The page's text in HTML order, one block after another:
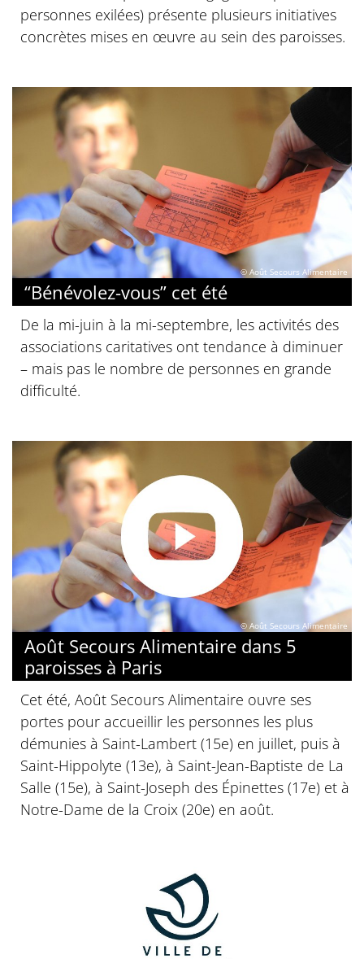
personnes exilées) présente plusieurs initiatives
concrètes mises en œuvre au sein des paroisses.
© Août Secours Alimentaire
“Bénévolez-vous” cet été
De la mi-juin à la mi-septembre, les activités des
associations caritatives ont tendance à diminuer
– mais pas le nombre de personnes en grande
difficulté.
© Août Secours Alimentaire
Août Secours Alimentaire dans 5
paroisses à Paris
Cet été, Août Secours Alimentaire ouvre ses
portes pour accueillir les personnes les plus
démunies à Saint-Lambert (15e) en juillet, puis à
Saint-Hippolyte (13e), à Saint-Jean-Baptiste de La
Salle (15e), à Saint-Joseph des Épinettes (17e) et à
Notre-Dame de la Croix (20e) en août.